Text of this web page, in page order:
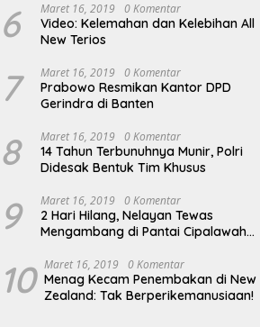
6 Maret 16, 2019 0 Komentar
Video: Kelemahan dan Kelebihan All
New Terios
7 Maret 16, 2019 0 Komentar
Prabowo Resmikan Kantor DPD
Gerindra di Banten
8 Maret 16, 2019 0 Komentar
14 Tahun Terbunuhnya Munir, Polri
Didesak Bentuk Tim Khusus
9 Maret 16, 2019 0 Komentar
2 Hari Hilang, Nelayan Tewas
Mengambang di Pantai Cipalawah
10 Maret 16, 2019 0 Komentar
Menag Kecam Penembakan di New
Zealand: Tak Berperikemanusiaan!